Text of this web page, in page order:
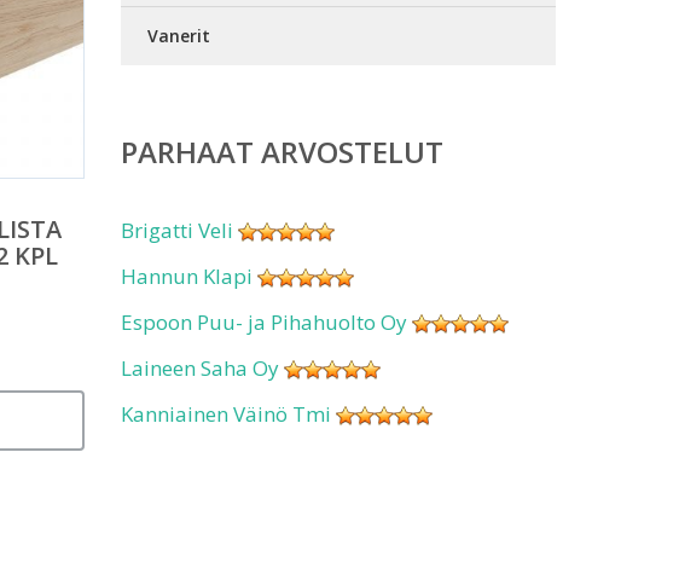
KPL
Vanerit
PARHAAT ARVOSTELUT
Brigatti Veli
Hannun Klapi
Espoon Puu- ja Pihahuolto Oy
Laineen Saha Oy
Kanniainen Väinö Tmi